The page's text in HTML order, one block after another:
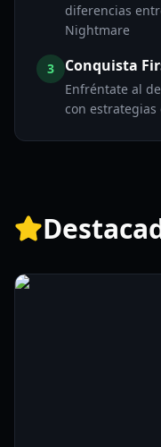
diferencias
Nightmare
3 Conquista
Enfréntate al
con estrategias